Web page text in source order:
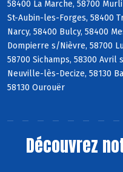
58400 La Marche, 58700
St-Aubin-les-Forges, 58400
Narcy, 58400 Bulcy, 58400
Dompierre s/Nièvre, 58700
58700 Sichamps, 58300
Neuville-lès-Decize, 58130
58130 Ourouër
Découvrez